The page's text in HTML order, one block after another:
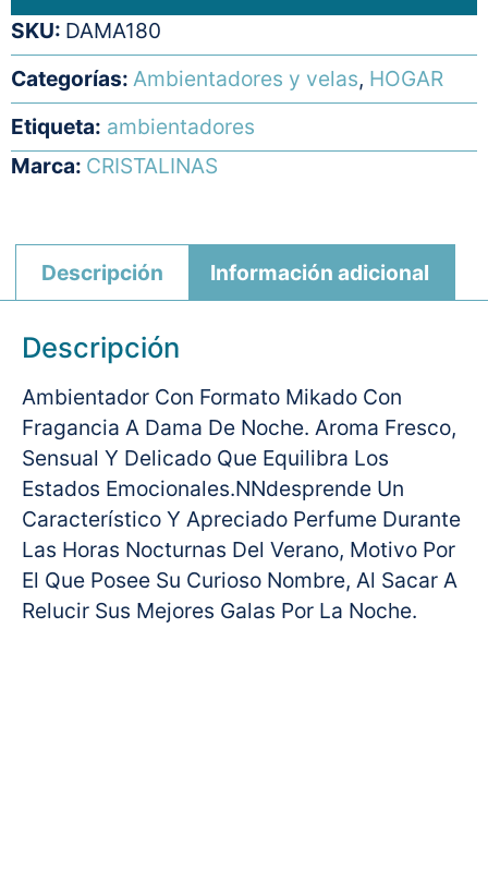
SKU: DAMA180
Categorías: Ambientadores y velas, HOGAR
Etiqueta: ambientadores
Marca: CRISTALINAS
Descripción Información adicional
Descripción
Ambientador Con Formato Mikado Con
Fragancia A Dama De Noche. Aroma Fresco,
Sensual Y Delicado Que Equilibra Los
Estados Emocionales.NNdesprende Un
Característico Y Apreciado Perfume Durante
Las Horas Nocturnas Del Verano, Motivo Por
El Que Posee Su Curioso Nombre, Al Sacar A
Relucir Sus Mejores Galas Por La Noche.